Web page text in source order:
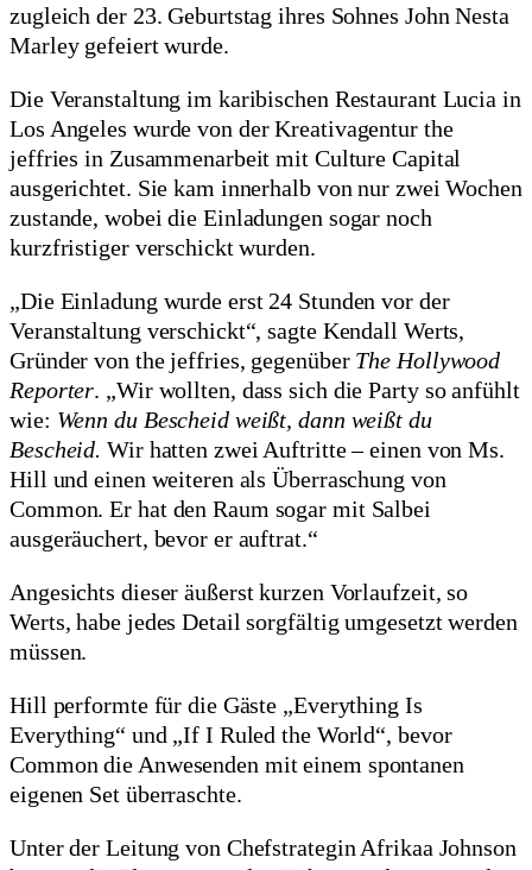
zugleich der 23. Geburtstag ihres Sohnes John Nesta
Marley gefeiert wurde.
Die Veranstaltung im karibischen Restaurant Lucia in
Los Angeles wurde von der Kreativagentur the
jeffries in Zusammenarbeit mit Culture Capital
ausgerichtet. Sie kam innerhalb von nur zwei Wochen
zustande, wobei die Einladungen sogar noch
kurzfristiger verschickt wurden.
„Die Einladung wurde erst 24 Stunden vor der
Veranstaltung verschickt“, sagte Kendall Werts,
Gründer von the jeffries, gegenüber The Hollywood
Reporter. „Wir wollten, dass sich die Party so anfühlt
wie: Wenn du Bescheid weißt, dann weißt du
Bescheid. Wir hatten zwei Auftritte – einen von Ms.
Hill und einen weiteren als Überraschung von
Common. Er hat den Raum sogar mit Salbei
ausgeräuchert, bevor er auftrat.“
Angesichts dieser äußerst kurzen Vorlaufzeit, so
Werts, habe jedes Detail sorgfältig umgesetzt werden
müssen.
Hill performte für die Gäste „Everything Is
Everything“ und „If I Ruled the World“, bevor
Common die Anwesenden mit einem spontanen
eigenen Set überraschte.
Unter der Leitung von Chefstrategin Afrikaa Johnson